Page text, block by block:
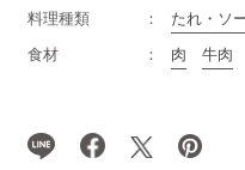
料理種類
たれ・ソ
食材
肉 牛肉